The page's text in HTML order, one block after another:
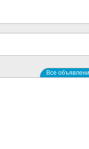
Все